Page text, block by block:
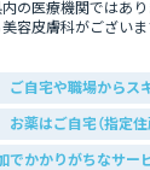
の医療機関ではあ
容皮膚科がございま
ご自宅や職場からス
お薬はご自宅（指定住
でかかりがちなサー